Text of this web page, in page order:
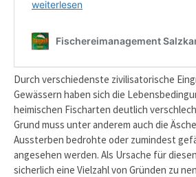
Durch verschiedenste zivilisatorische
Gewässern haben sich die
heimischen Fischarten deutlich
Grund muss unter anderem auch die
Aussterben bedrohte oder zumindest
angesehen werden. Als Ursache für
sicherlich eine Vielzahl von Gründen zu